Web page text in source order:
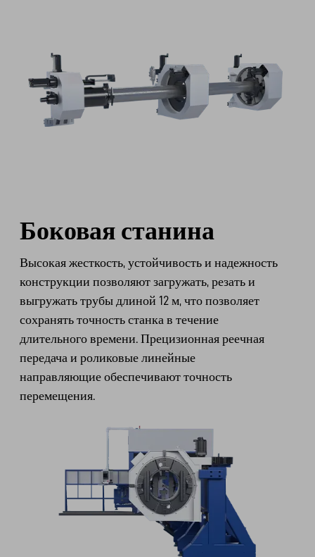
Боковая станина
Высокая жесткость, устойчивость и надежность
конструкции позволяют загружать, резать и
выгружать трубы длиной 12 м, что позволяет
сохранять точность станка в течение
длительного времени. Прецизионная реечная
передача и роликовые линейные
направляющие обеспечивают точность
перемещения.